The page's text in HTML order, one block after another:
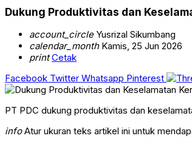
Dukung Produktivitas dan
account_circleYusrizal Sikumbang
calendar_monthKamis, 25 Jun 2026
print Cetak
Facebook Twitter Whatsapp Pinterest
PT PDC dukung produktivitas dan
infoAtur ukuran teks artikel ini untuk